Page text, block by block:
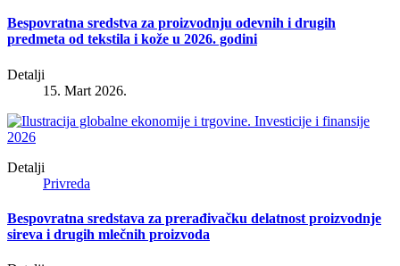
Bespovratna sredstva za proizvodnju odevnih i drugih
predmeta od tekstila i kože u 2026. godini
Detalji
15. Mart 2026.
Detalji
Privreda
Bespovratna sredstava za prerađivačku delatnost proizvodnje
sireva i drugih mlečnih proizvoda